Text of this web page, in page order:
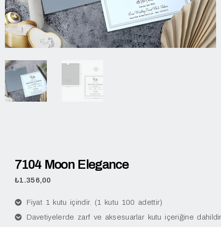
7104 Moon Elegance
₺1.356,00
Fiyat 1 kutu içindir. (1 kutu 100 adettir)
Davetiyelerde zarf ve aksesuarlar kutu içeriğine